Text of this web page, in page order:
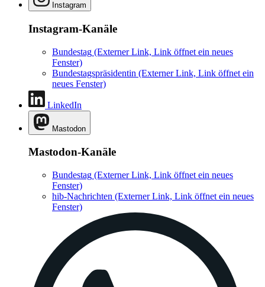
Instagram
Instagram-Kanäle
Bundestag (Externer Link, Link öffnet ein neues
Fenster)
Bundestagspräsidentin (Externer Link, Link öffnet ein
neues Fenster)
LinkedIn
Mastodon
Mastodon-Kanäle
Bundestag (Externer Link, Link öffnet ein neues
Fenster)
hib-Nachrichten (Externer Link, Link öffnet ein neues
Fenster)